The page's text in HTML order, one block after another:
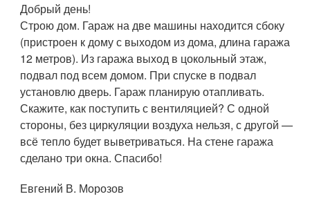
Добрый день!
Строю дом. Гараж на две машины находится сбоку
(пристроен к дому с выходом из дома, длина гаража
12 метров). Из гаража выход в цокольный этаж,
подвал под всем домом. При спуске в подвал
установлю дверь. Гараж планирую отапливать.
Скажите, как поступить с вентиляцией? С одной
стороны, без циркуляции воздуха нельзя, с другой —
всё тепло будет выветриваться. На стене гаража
сделано три окна. Спасибо!
Евгений В. Морозов